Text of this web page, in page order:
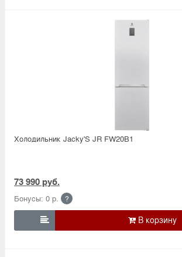
Холодильник Jacky'S JR FW20B1
73 990 руб.
Бонусы: 0 р. ?
